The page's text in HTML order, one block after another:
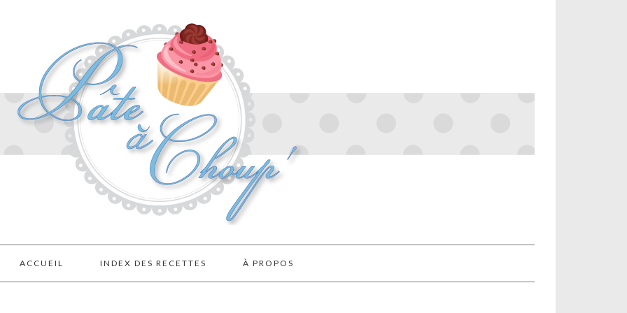
ACCUEIL INDEX DES RECETTES À PROPOS